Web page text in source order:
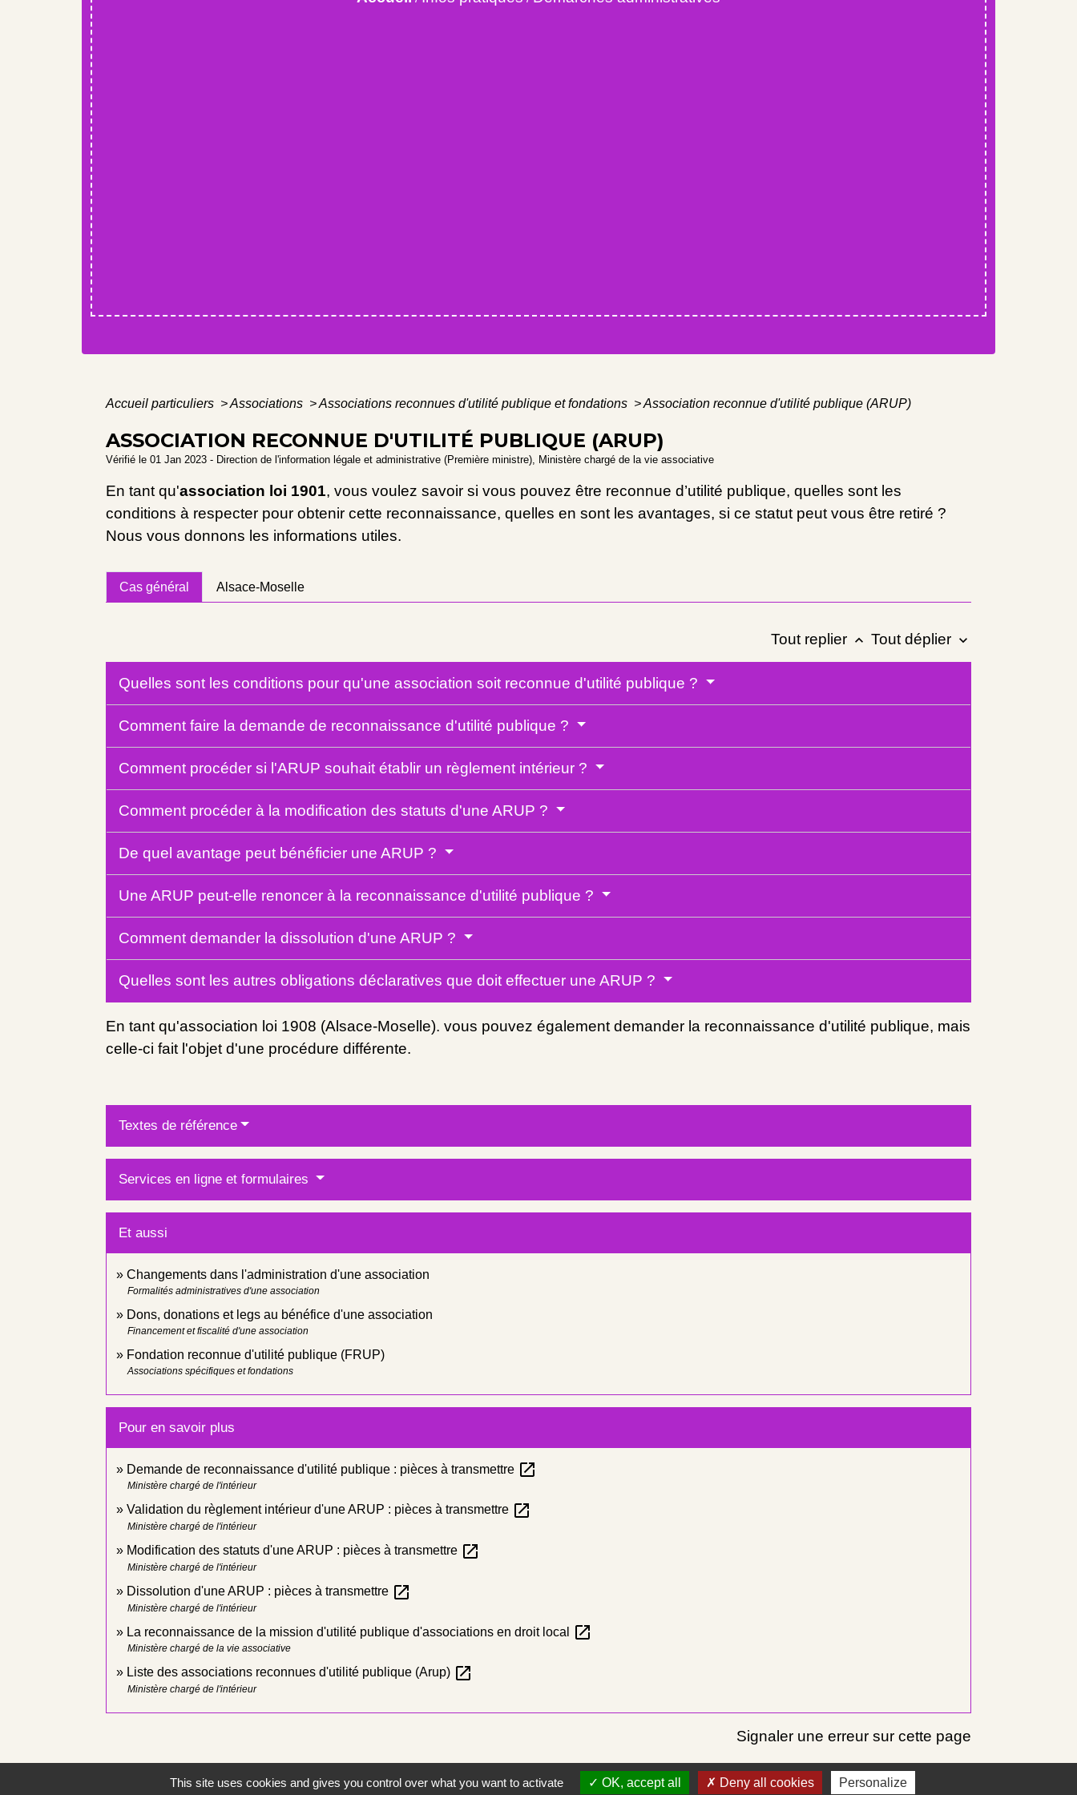
Accueil particuliers >Associations >Associations reconnues d'utilité publique et fondations >Association reconnue d'utilité publique (ARUP)
ASSOCIATION RECONNUE D'UTILITÉ PUBLIQUE (ARUP)
Vérifié le 01 Jan 2023 - Direction de l'information légale et administrative (Première ministre), Ministère chargé de la vie associative
En tant qu'association loi 1901, vous voulez savoir si vous pouvez être reconnue d’utilité publique, quelles sont les
conditions à respecter pour obtenir cette reconnaissance, quelles en sont les avantages, si ce statut peut vous être retiré ?
Nous vous donnons les informations utiles.
Cas général Alsace-Moselle
Tout replier keyboard_arrow_up Tout déplier keyboard_arrow_down
Quelles sont les conditions pour qu'une association soit reconnue d'utilité publique ?
Comment faire la demande de reconnaissance d'utilité publique ?
Comment procéder si l'ARUP souhait établir un règlement intérieur ?
Comment procéder à la modification des statuts d'une ARUP ?
De quel avantage peut bénéficier une ARUP ?
Une ARUP peut-elle renoncer à la reconnaissance d'utilité publique ?
Comment demander la dissolution d'une ARUP ?
Quelles sont les autres obligations déclaratives que doit effectuer une ARUP ?
En tant qu'association loi 1908 (Alsace-Moselle). vous pouvez également demander la reconnaissance d'utilité publique, mais
celle-ci fait l'objet d'une procédure différente.
Textes de référence
Services en ligne et formulaires
Et aussi
Changements dans l'administration d'une association
Formalités administratives d'une association
Dons, donations et legs au bénéfice d'une association
Financement et fiscalité d'une association
Fondation reconnue d'utilité publique (FRUP)
Associations spécifiques et fondations
Pour en savoir plus
Demande de reconnaissance d'utilité publique : pièces à transmettre open_in_new
Ministère chargé de l'intérieur
Validation du règlement intérieur d'une ARUP : pièces à transmettre open_in_new
Ministère chargé de l'intérieur
Modification des statuts d'une ARUP : pièces à transmettre open_in_new
Ministère chargé de l'intérieur
Dissolution d'une ARUP : pièces à transmettre open_in_new
Ministère chargé de l'intérieur
La reconnaissance de la mission d'utilité publique d'associations en droit local open_in_new
Ministère chargé de la vie associative
Liste des associations reconnues d'utilité publique (Arup) open_in_new
Ministère chargé de l'intérieur
Signaler une erreur sur cette page
This site uses cookies and gives you control over what you want to activate OK, accept all Deny all cookies Personalize